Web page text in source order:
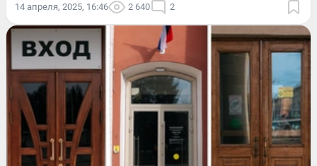
14 апреля, 2025, 16:46 2 640 2